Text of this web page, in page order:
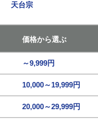
天台宗
価格から選ぶ
～9,999円
10,000～19,999円
20,000～29,999円